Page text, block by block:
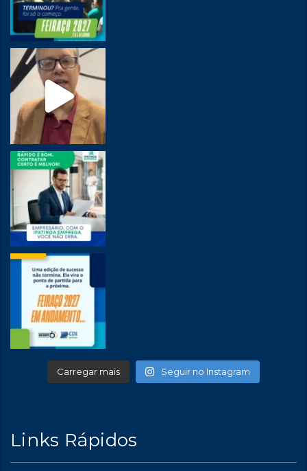
Carregar mais Seguir no Instagram
Links Rápidos